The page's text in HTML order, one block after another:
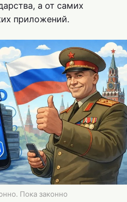
а от самих
приложений.
Пока законно